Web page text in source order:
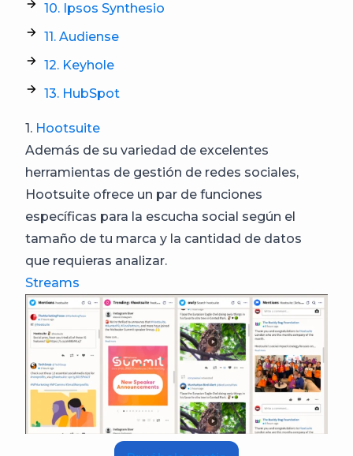
10. Ipsos Synthesio
11. Audiense
12. Keyhole
13. HubSpot
1. Hootsuite
Además de su variedad de excelentes
herramientas de gestión de redes sociales,
Hootsuite ofrece un par de funciones
específicas para la escucha social según el
tamaño de tu marca y la cantidad de datos
que requieras analizar.
Streams